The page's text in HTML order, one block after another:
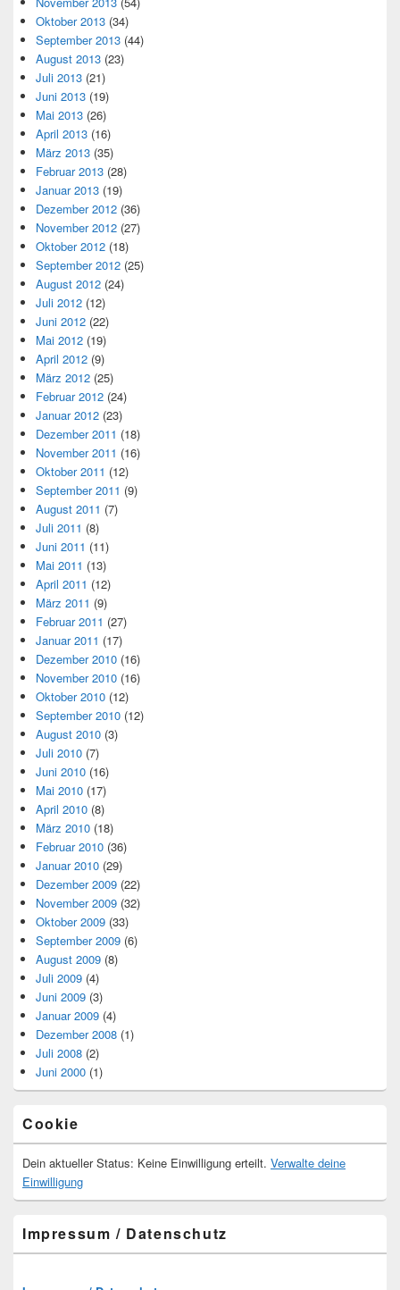
Oktober 2013 (34)
September 2013 (44)
August 2013 (23)
Juli 2013 (21)
Juni 2013 (19)
Mai 2013 (26)
April 2013 (16)
März 2013 (35)
Februar 2013 (28)
Januar 2013 (19)
Dezember 2012 (36)
November 2012 (27)
Oktober 2012 (18)
September 2012 (25)
August 2012 (24)
Juli 2012 (12)
Juni 2012 (22)
Mai 2012 (19)
April 2012 (9)
März 2012 (25)
Februar 2012 (24)
Januar 2012 (23)
Dezember 2011 (18)
November 2011 (16)
Oktober 2011 (12)
September 2011 (9)
August 2011 (7)
Juli 2011 (8)
Juni 2011 (11)
Mai 2011 (13)
April 2011 (12)
März 2011 (9)
Februar 2011 (27)
Januar 2011 (17)
Dezember 2010 (16)
November 2010 (16)
Oktober 2010 (12)
September 2010 (12)
August 2010 (3)
Juli 2010 (7)
Juni 2010 (16)
Mai 2010 (17)
April 2010 (8)
März 2010 (18)
Februar 2010 (36)
Januar 2010 (29)
Dezember 2009 (22)
November 2009 (32)
Oktober 2009 (33)
September 2009 (6)
August 2009 (8)
Juli 2009 (4)
Juni 2009 (3)
Januar 2009 (4)
Dezember 2008 (1)
Juli 2008 (2)
Juni 2000 (1)
Cookie
Dein aktueller Status: Keine Einwilligung erteilt. Verwalte deine
Einwilligung
Impressum / Datenschutz